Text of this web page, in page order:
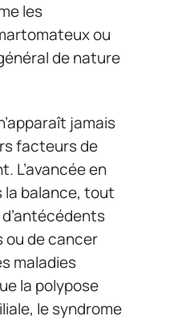
les
ou
de nature
jamais
facteurs de
L’avancée en
la balance, tout
ou de cancer
maladies
la polypose
le syndrome